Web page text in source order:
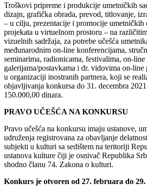
Troškovi pripreme i produkcije umetničkih
dizajn, grafička obrada, prevod, titlovanje,
– u cilju, prezentacije i promocije umetničkih
projekata u virtuelnom prostoru – na
vizuelnih sadržaja, za potrebe učešća
međunarodnim on-line konferencijama,
seminarima, radionicama, festivalima, on-line
galerijama/postavkama i dr. vidovima on-line
u organizaciji inostranih partnera, koji se
objavljivanja konkursa do 31. decembra
150.000,00 dinara.
PRAVO UČEŠĆA NA KONKURSU
Pravo učešća na konkursu imaju ustanove,
udruženja registrovana za obavljanje
subjekti u kulturi sa sedištem na teritoriji
ustanova kulture čiji je osnivač Republika
shodno članu 74. Zakona o kulturi.
Konkurs je otvoren od 27. februara do